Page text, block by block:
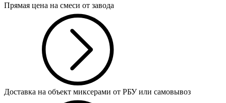
Прямая цена на смеси от завода
Доставка на объект миксерами от РБУ или самовывоз